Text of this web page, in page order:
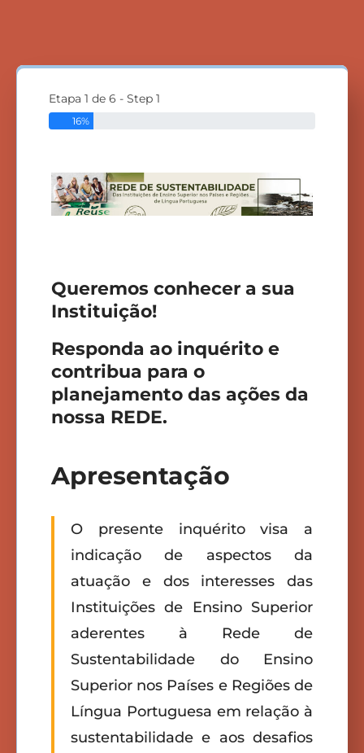
Etapa 1 de 6 - Step 1
16%
Queremos conhecer a sua
Instituição!
Responda ao inquérito e
contribua para o
planejamento das ações da
nossa REDE.
Apresentação
O presente inquérito visa a
indicação de aspectos da
atuação e dos interesses das
Instituições de Ensino Superior
aderentes à Rede de
Sustentabilidade do Ensino
Superior nos Países e Regiões de
Língua Portuguesa em relação à
sustentabilidade e aos desafios